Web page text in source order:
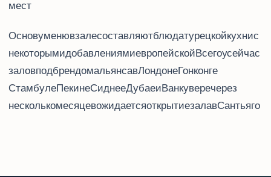
мест.
Основу меню в зале составляют блюда турецкой кухни, с
некоторыми добавлениями европейской. Всего у SkyTeam сейчас 7
залов под брендом альянса - в Лондоне, Гонконге,
Стамбуле, Пекине, Сиднее, Дубае и Ванкувере, через
несколько месяцев ожидается открытие зала в Сантьяго.